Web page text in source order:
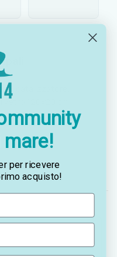
catalizzatore,
vetro 120x20 cm,
puntuali
per ricevere
acquisto!